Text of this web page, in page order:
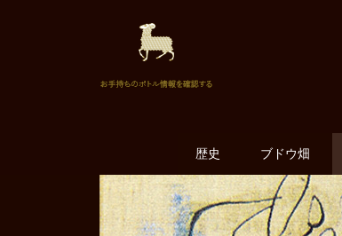
歴史 ブドウ畑